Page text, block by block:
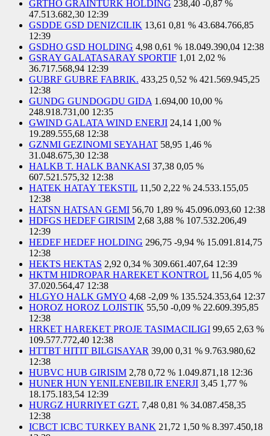
GRTHO GRAINTURK HOLDING 238,40 -0,87 %
47.513.682,30 12:39
GSDDE GSD DENIZCILIK 13,61 0,81 % 43.684.766,85
12:39
GSDHO GSD HOLDING 4,98 0,61 % 18.049.390,04 12:38
GSRAY GALATASARAY SPORTIF 1,01 2,02 %
36.717.568,94 12:39
GUBRF GUBRE FABRIK. 433,25 0,52 % 421.569.945,25
12:38
GUNDG GUNDOGDU GIDA 1.694,00 10,00 %
248.918.731,00 12:35
GWIND GALATA WIND ENERJI 24,14 1,00 %
19.289.555,68 12:38
GZNMI GEZINOMI SEYAHAT 58,95 1,46 %
31.048.675,30 12:38
HALKB T. HALK BANKASI 37,38 0,05 %
607.521.575,32 12:38
HATEK HATAY TEKSTIL 11,50 2,22 % 24.533.155,05
12:38
HATSN HATSAN GEMI 56,70 1,89 % 45.096.093,60 12:38
HDFGS HEDEF GIRISIM 2,68 3,88 % 107.532.206,49
12:39
HEDEF HEDEF HOLDING 296,75 -9,94 % 15.091.814,75
12:38
HEKTS HEKTAS 2,92 0,34 % 309.661.407,64 12:39
HKTM HIDROPAR HAREKET KONTROL 11,56 4,05 %
37.020.564,47 12:38
HLGYO HALK GMYO 4,68 -2,09 % 135.524.353,64 12:37
HOROZ HOROZ LOJISTIK 55,50 -0,09 % 22.609.395,85
12:38
HRKET HAREKET PROJE TASIMACILIGI 99,65 2,63 %
109.577.772,40 12:38
HTTBT HITIT BILGISAYAR 39,00 0,31 % 9.763.980,62
12:38
HUBVC HUB GIRISIM 2,78 0,72 % 1.049.871,18 12:36
HUNER HUN YENILENEBILIR ENERJI 3,45 1,77 %
18.175.183,54 12:39
HURGZ HURRIYET GZT. 7,48 0,81 % 34.087.458,35
12:38
ICBCT ICBC TURKEY BANK 21,72 1,50 % 8.397.450,18